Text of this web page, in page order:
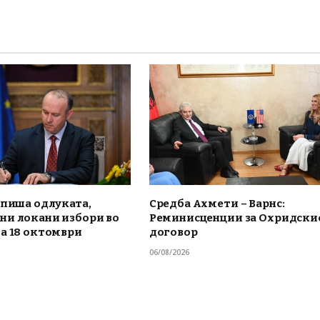
одлуката,
локани избори во
18 октомври
Средба Ахмети – Варнс:
Реминисценции за
договор
06/08/2026